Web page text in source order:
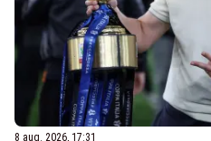
8 aug. 2026, 17:31